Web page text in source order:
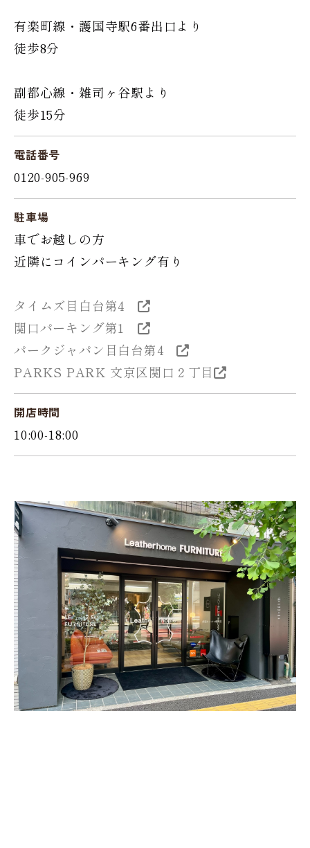
有楽町線・護国寺駅6番出口より
徒歩8分
副都心線・雑司ヶ谷駅より
徒歩15分
電話番号
0120-905-969
駐車場
車でお越しの方
近隣にコインパーキング有り
タイムズ目白台第4
関口パーキング第1
パークジャパン目白台第4
PARKS PARK 文京区関口２丁目
開店時間
10:00-18:00